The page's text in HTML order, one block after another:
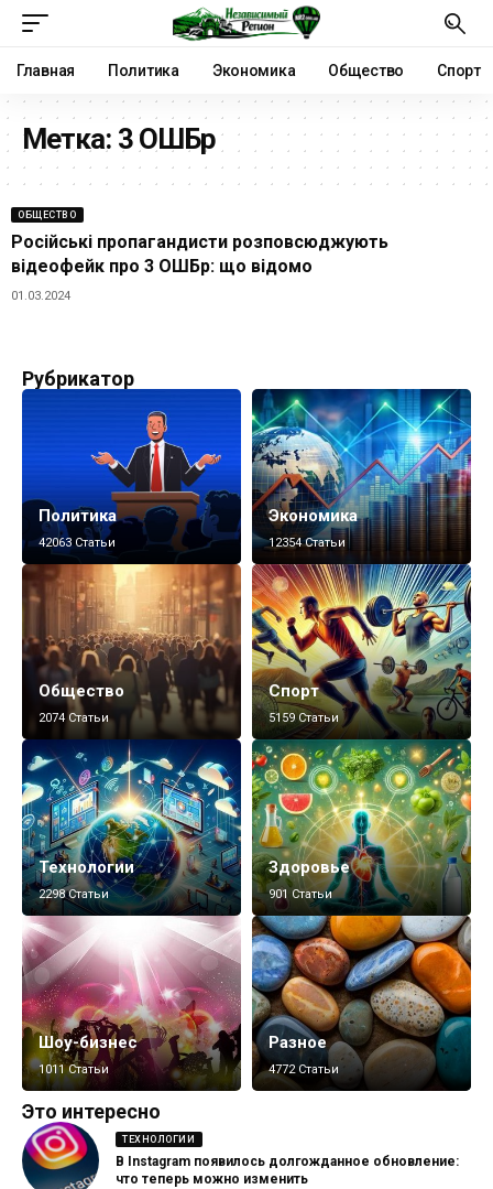
Главная Политика Экономика Общество Спорт
Метка: 3 ОШБр
ОБЩЕСТВО
Російські пропагандисти розповсюджують
відеофейк про 3 ОШБр: що відомо
01.03.2024
Рубрикатор
Политика
42063 Статьи
Экономика
12354 Статьи
Общество
2074 Статьи
Спорт
5159 Статьи
Технологии
2298 Статьи
Здоровье
901 Статьи
Шоу-бизнес
1011 Статьи
Разное
4772 Статьи
Это интересно
ТЕХНОЛОГИИ
В Instagram появилось долгожданное обновление:
что теперь можно изменить